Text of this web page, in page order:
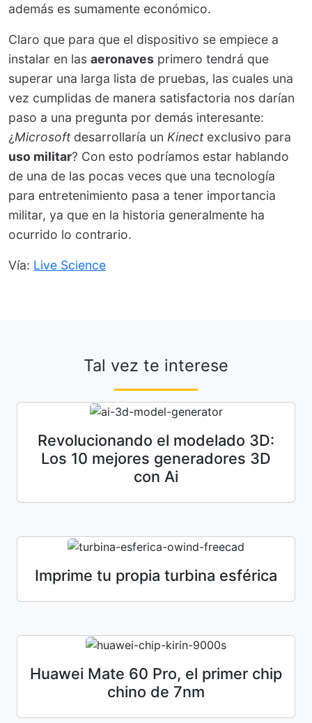
además es sumamente económico.
Claro que para que el dispositivo se empiece a
instalar en las aeronaves primero tendrá que
superar una larga lista de pruebas, las cuales una
vez cumplidas de manera satisfactoria nos darían
paso a una pregunta por demás interesante:
¿Microsoftdesarrollaría un Kinectexclusivo para
uso militar? Con esto podríamos estar hablando
de una de las pocas veces que una tecnología
para entretenimiento pasa a tener importancia
militar, ya que en la historia generalmente ha
ocurrido lo contrario.
Vía: Live Science
Tal vez te interese
Revolucionando el modelado 3D:
Los 10 mejores generadores 3D
con Ai
Imprime tu propia turbina esférica
Huawei Mate 60 Pro, el primer chip
chino de 7nm